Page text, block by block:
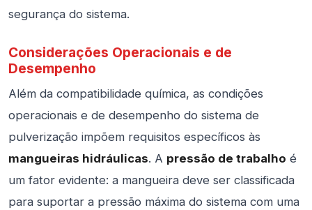
segurança do sistema.
Considerações Operacionais e de
Desempenho
Além da compatibilidade química, as condições
operacionais e de desempenho do sistema de
pulverização impõem requisitos específicos às
mangueiras hidráulicas. A pressão de trabalho é
um fator evidente: a mangueira deve ser classificada
para suportar a pressão máxima do sistema com uma